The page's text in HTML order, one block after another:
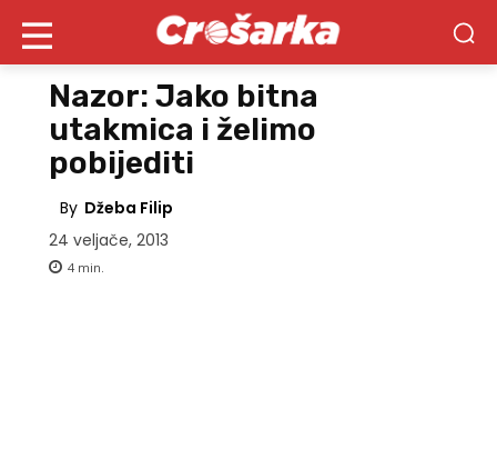
Nazor: Jako bitna
utakmica i želimo
pobijediti
By Džeba Filip
24 veljače, 2013
4 min.